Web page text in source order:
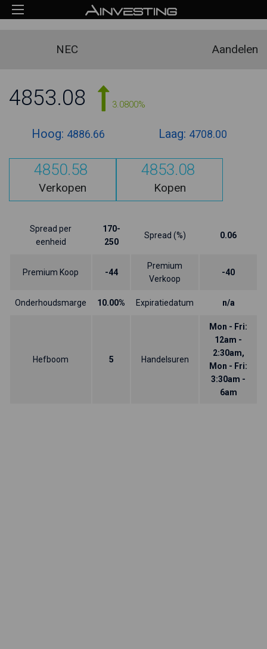
NEC Aandelen
4853.08 3.0800%
Hoog: 4886.66 Laag: 4708.00
4850.58
Verkopen
4853.08
Kopen
Spread per
eenheid
170-
250
Spread (%) 0.06
Premium Koop -44
Premium
Verkoop
-40
Onderhoudsmarge 10.00% Expiratiedatum n/a
Hefboom 5 Handelsuren
Mon - Fri:
12am -
2:30am,
Mon - Fri:
3:30am -
6am